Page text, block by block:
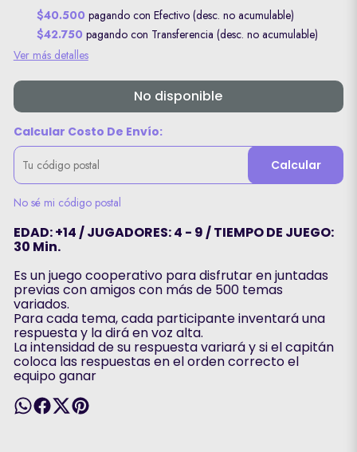
$40.500 pagando con Efectivo (desc. no acumulable)
$42.750 pagando con Transferencia (desc. no acumulable)
Ver más detalles
No disponible
Calcular Costo De Envío:
Calcular
No sé mi código postal
EDAD: +14 / JUGADORES: 4 - 9 / TIEMPO DE JUEGO:
30 Min.
Es un juego cooperativo para disfrutar en juntadas
previas con amigos con más de 500 temas
variados.
Para cada tema, cada participante inventará una
respuesta y la dirá en voz alta.
La intensidad de su respuesta variará y si el capitán
coloca las respuestas en el orden correcto el
equipo ganar